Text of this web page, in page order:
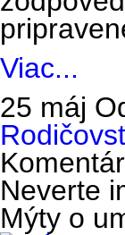
Viac...
25 máj
Neverte
Mýty o